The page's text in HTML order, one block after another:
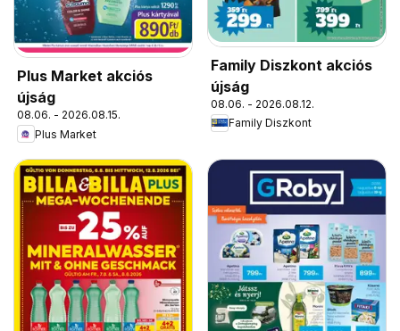
Plus Market akciós
újság
08.06. - 2026.08.15.
Plus Market
Family Diszkont akciós
újság
08.06. - 2026.08.12.
Family Diszkont